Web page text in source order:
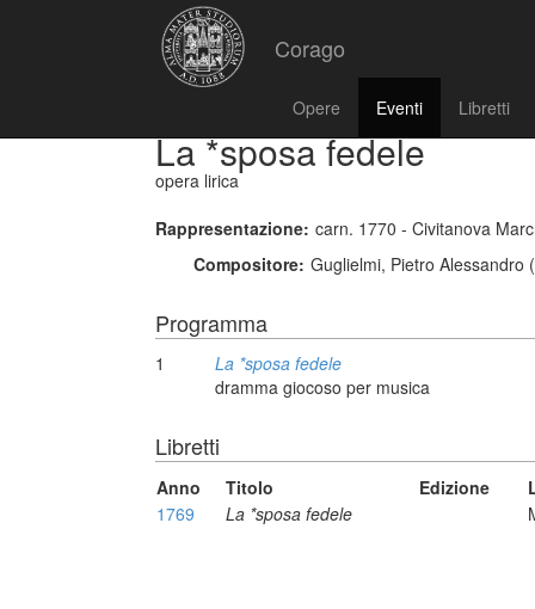
Corago
Opere Eventi Libretti
La *sposa fedele
opera lirica
Rappresentazione: carn. 1770 - Civitanova
Compositore: Guglielmi, Pietro Alessandro
Programma
1
La *sposa fedele
dramma giocoso per musica
Libretti
Anno Titolo Edizione
1769
La *sposa fedele